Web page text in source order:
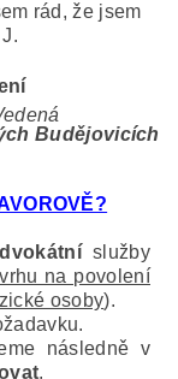
rád, že jsem
Budějovicích
služby
na povolení
osoby).
následně v
.